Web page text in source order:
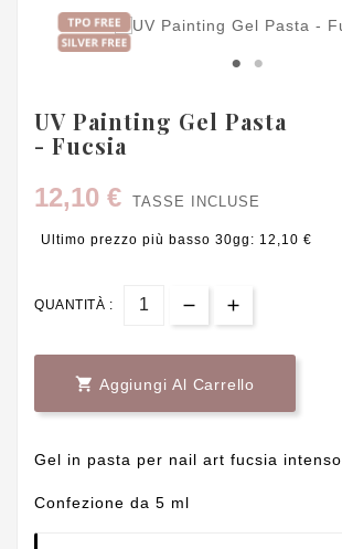
UV Painting Gel Pasta
- Fucsia
12,10 €
TASSE INCLUSE
Ultimo prezzo più basso 30gg: 12,10 €
QUANTITÀ :
 Aggiungi Al Carrello
Gel in pasta per nail art fucsia intenso
Confezione da 5 ml